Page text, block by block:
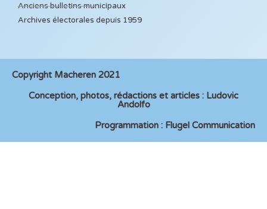
Anciens bulletins municipaux
Archives électorales depuis 1959
Copyright Macheren 2021
Conception, photos, rédactions et articles : Ludovic
Andolfo
Programmation : Flugel Communication